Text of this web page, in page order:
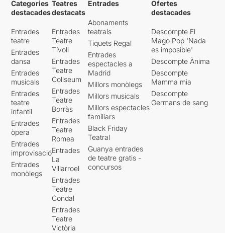
Categories
destacades
Entrades
teatre
Entrades
dansa
Entrades
musicals
Entrades
teatre
infantil
Entrades
òpera
Entrades
improvisació
Entrades
monòlegs
Teatres
destacats
Entrades
Teatre
Tívoli
Entrades
Teatre
Coliseum
Entrades
Teatre
Borràs
Entrades
Teatre
Romea
Entrades
La
Villarroel
Entrades
Teatre
Condal
Entrades
Teatre
Victòria
Entrades
Abonaments
teatrals
Tiquets Regal
Entrades
espectacles a
Madrid
Millors monòlegs
Millors musicals
Millors espectacles
familiars
Black Friday
Teatral
Guanya entrades
de teatre gratis -
concursos
Ofertes
destacades
Descompte El
Mago Pop 'Nada
es imposible'
Descompte Ànima
Descompte
Mamma mia
Descompte
Germans de sang